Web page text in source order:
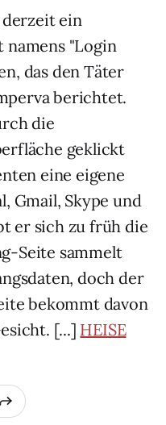
ein
namens "Login
das den Täter
berichtet.
die
geklickt
eine eigene
Gmail, Skype und
er sich zu früh die
Seite sammelt
doch der
bekommt davon
[...] HEISE